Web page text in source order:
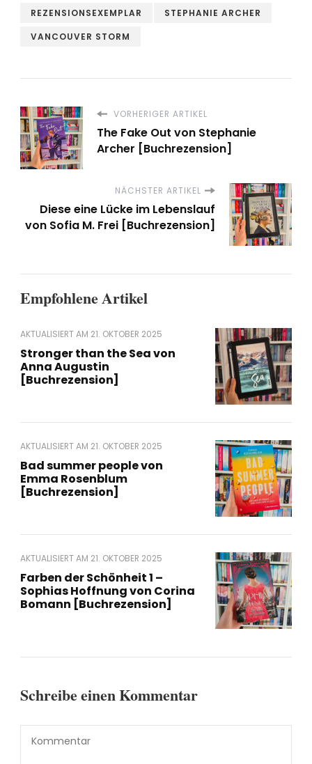
REZENSIONSEXEMPLAR
STEPHANIE ARCHER
VANCOUVER STORM
VORHERIGER ARTIKEL
The Fake Out von Stephanie
Archer [Buchrezension]
NÄCHSTER ARTIKEL
Diese eine Lücke im Lebenslauf
von Sofia M. Frei [Buchrezension]
Empfohlene Artikel
AKTUALISIERT AM 21. OKTOBER 2025
Stronger than the Sea von
Anna Augustin
[Buchrezension]
AKTUALISIERT AM 21. OKTOBER 2025
Bad summer people von
Emma Rosenblum
[Buchrezension]
AKTUALISIERT AM 21. OKTOBER 2025
Farben der Schönheit 1 –
Sophias Hoffnung von Corina
Bomann [Buchrezension]
Schreibe einen Kommentar